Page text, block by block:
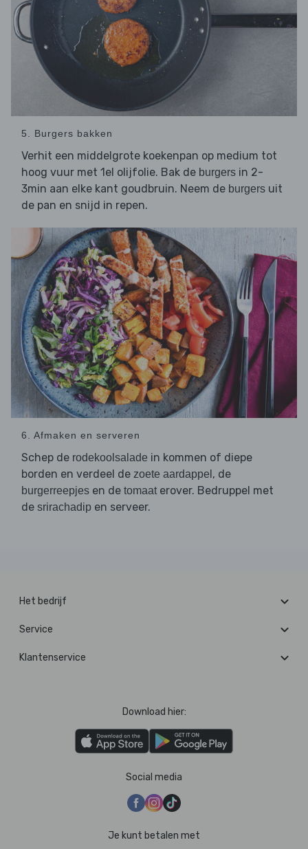
5. Burgers bakken
Verhit een middelgrote koekenpan op medium tot
hoog vuur met 1el olijfolie. Bak de burgers in 2-
3min aan elke kant goudbruin. Neem de burgers uit
de pan en snijd in repen.
6. Afmaken en serveren
Schep de rodekoolsalade in kommen of diepe
borden en verdeel de zoete aardappel , de
burgerreepjes en de tomaaterover. Bedruppel met
de srirachadip en serveer.
Het bedrijf
Service
Klantenservice
Download hier:
Social media
Je kunt betalen met